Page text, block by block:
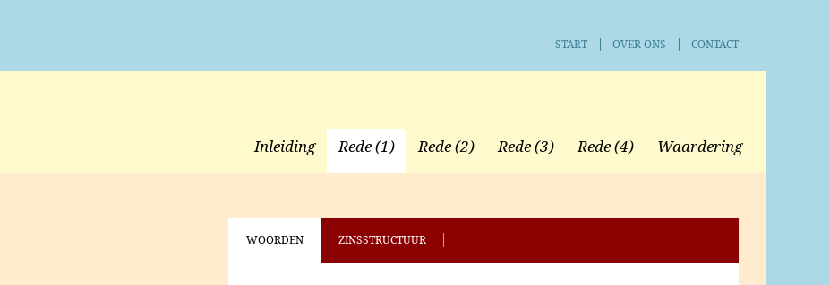
START OVER ONS CONTACT
Inleiding Rede (1) Rede (2) Rede (3) Rede (4) Waardering
WOORDEN ZINSSTRUCTUUR